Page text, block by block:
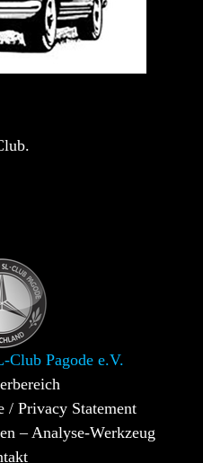
Club Pagode e.V.
/ Privacy Statement
– Analyse-Werkzeug